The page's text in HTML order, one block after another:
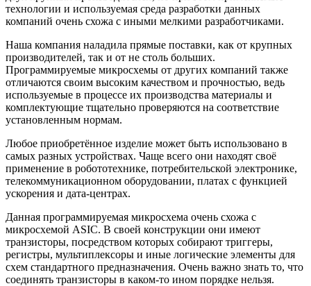
технологии и используемая среда разработки данных
компаний очень схожа с иными мелкими разработчиками.
Наша компания наладила прямые поставки, как от крупных
производителей, так и от не столь больших.
Программируемые микросхемы от других компаний также
отличаются своим высоким качеством и прочностью, ведь
используемые в процессе их производства материалы и
комплектующие тщательно проверяются на соответствие
установленным нормам.
Любое приобретённое изделие может быть использовано в
самых разных устройствах. Чаще всего они находят своё
применение в робототехнике, потребительской электронике,
телекоммуникационном оборудовании, платах с функцией
ускорения и дата-центрах.
Данная программируемая микросхема очень схожа с
микросхемой ASIC. В своей конструкции они имеют
транзисторы, посредством которых собирают триггеры,
регистры, мультиплексоры и иные логические элементы для
схем стандартного предназначения. Очень важно знать то, что
соединять транзисторы в каком-то ином порядке нельзя.